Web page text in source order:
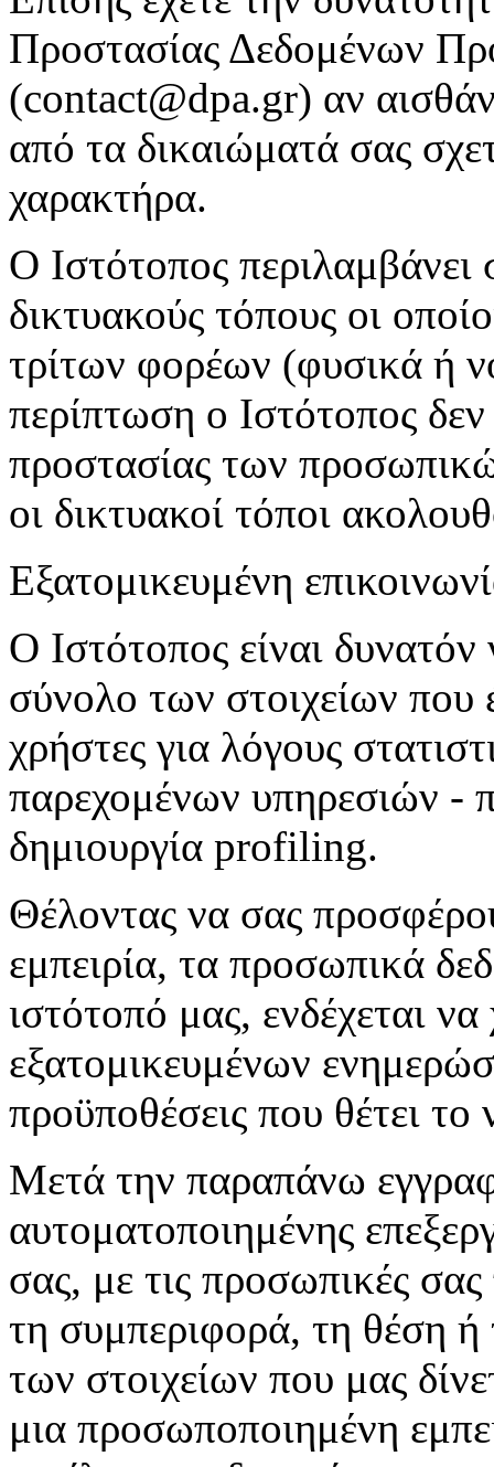
Προστασίας Δεδομένων
(contact@dpa.gr) αν
από τα δικαιώματά σας
χαρακτήρα.
Ο Ιστότοπος
δικτυακούς τόπους οι
τρίτων φορέων (φυσικά ή
περίπτωση ο Ιστότοπος
προστασίας των
οι δικτυακοί τόποι
Εξατομικευμένη
Ο Ιστότοπος είναι
σύνολο των στοιχείων που
χρήστες για λόγους
παρεχομένων υπηρεσιών -
δημιουργία profiling.
Θέλοντας να σας
εμπειρία, τα προσωπικά
ιστότοπό μας, ενδέχεται
εξατομικευμένων
προϋποθέσεις που θέτει
Μετά την παραπάνω
αυτοματοποιημένης
σας, με τις προσωπικές
τη συμπεριφορά, τη θέση ή
των στοιχείων που μας
μια προσωποποιημένη